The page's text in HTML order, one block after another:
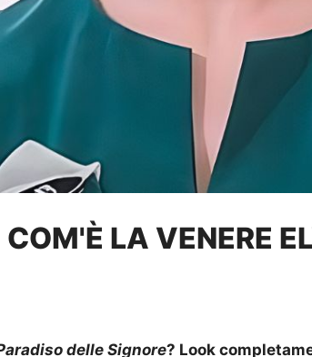
LA VENERE
delle Signore? Look